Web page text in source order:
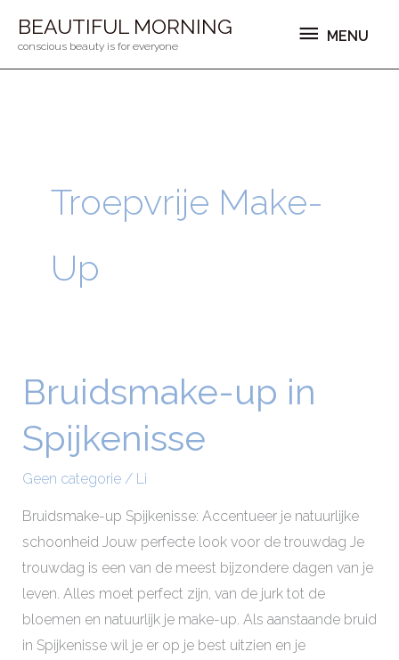
naarBEAUTIFUL MORNING
conscious beauty is for everyone
MENU
MENU
Troepvrije Make-
Up
Bruidsmake-up in
Spijkenisse
Geen categorie/ Li
Bruidsmake-up Spijkenisse: Accentueer je natuurlijke
schoonheid Jouw perfecte look voor de trouwdag Je
trouwdag is een van de meest bijzondere dagen van je
leven. Alles moet perfect zijn, van de jurk tot de
bloemen en natuurlijk je make-up. Als aanstaande bruid
in Spijkenisse wil je er op je best uitzien en je
Bruidsmake-
up
in
Spijkenisse